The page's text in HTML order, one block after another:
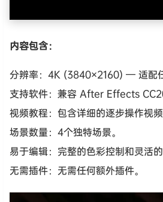
内容包含：
分辨率：4K (3840×2160) — 适配
支持软件：兼容 After Effects
视频教程：包含详细的逐步操作视频
场景数量：4个独特场景。
易于编辑：完整的色彩控制和灵活的
无需插件：无需任何额外插件。